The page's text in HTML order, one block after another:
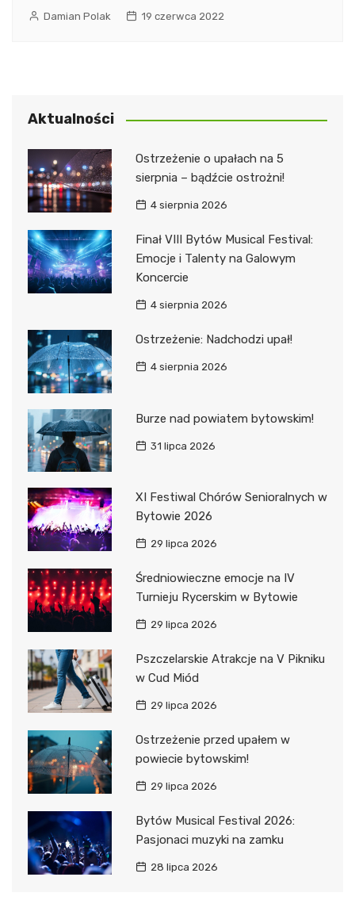
Damian Polak 19 czerwca 2022
Aktualności
Ostrzeżenie o upałach na 5
sierpnia – bądźcie ostrożni!
4 sierpnia 2026
Finał VIII Bytów Musical Festival:
Emocje i Talenty na Galowym
Koncercie
4 sierpnia 2026
Ostrzeżenie: Nadchodzi upał!
4 sierpnia 2026
Burze nad powiatem bytowskim!
31 lipca 2026
XI Festiwal Chórów Senioralnych w
Bytowie 2026
29 lipca 2026
Średniowieczne emocje na IV
Turnieju Rycerskim w Bytowie
29 lipca 2026
Pszczelarskie Atrakcje na V Pikniku
w Cud Miód
29 lipca 2026
Ostrzeżenie przed upałem w
powiecie bytowskim!
29 lipca 2026
Bytów Musical Festival 2026:
Pasjonaci muzyki na zamku
28 lipca 2026